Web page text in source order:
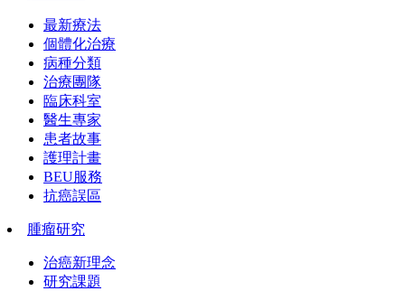
最新療法
個體化治療
病種分類
治療團隊
臨床科室
醫生專家
患者故事
護理計畫
BEU服務
抗癌誤區
腫瘤研究
治癌新理念
研究課題